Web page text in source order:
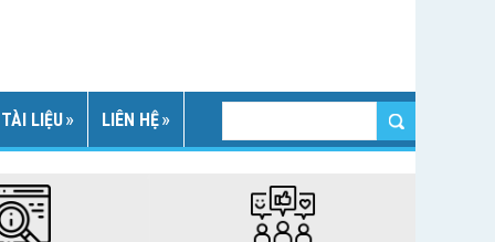
TÀI LIỆU LIÊN HỆ